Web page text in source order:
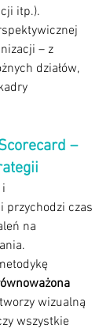
itp.).
– z
działów,
–
i
przychodzi czas
na
tworzy wizualną
wszystkie